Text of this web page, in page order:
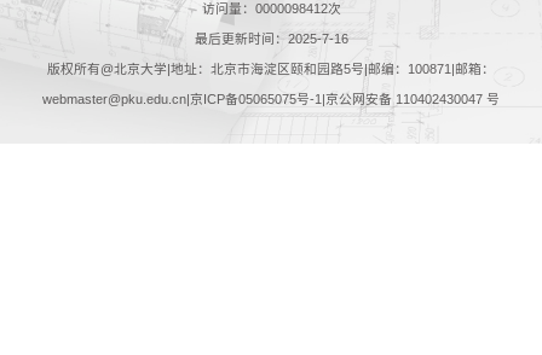
访问量： 0000098412次
最后更新时间： 2025-7-16
版权所有@北京大学|地址：北京市海淀区颐和园路5号|邮编：100871|邮箱：
webmaster@pku.edu.cn|京ICP备05065075号-1|京公网安备 110402430047 号